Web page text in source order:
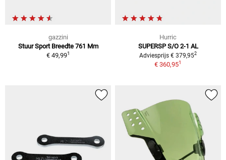
gazzini
Stuur Sport Breedte 761 Mm
€ 49,991
Hurric
SUPERSP S/O 2-1 AL
Adviesprijs € 379,952
€ 360,951